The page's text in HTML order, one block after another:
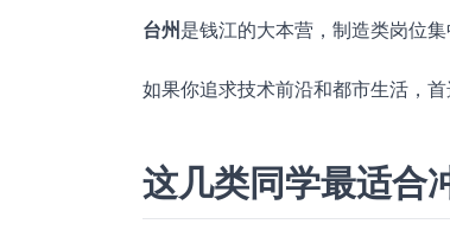
台州 是钱江的大本营，制造类岗位
如果你追求技术前沿和都市生活，
这几类同学最适合